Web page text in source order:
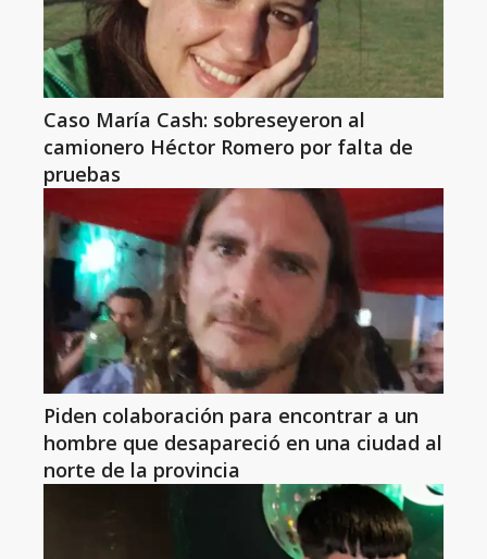
Caso María Cash: sobreseyeron al
camionero Héctor Romero por falta de
pruebas
Piden colaboración para encontrar a un
hombre que desapareció en una ciudad al
norte de la provincia